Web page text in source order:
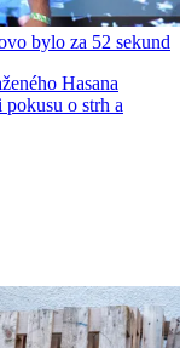
bylo za 52 sekund
Hasana
o strh a